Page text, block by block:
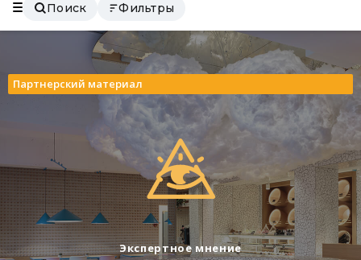
Поиск Фильтры
Партнерский материал
Экспертное мнение